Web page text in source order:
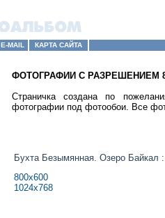
E-MAIL КАРТА САЙТА
ФОТОГРАФИИ С РАЗРЕШЕНИЕМ
Страничка создана по
фотографии под фотообои. Все
Бухта Безымянная. Озеро Байкал
800х600
1024х768